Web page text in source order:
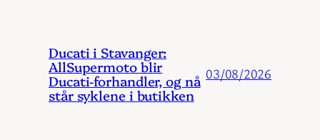
Ducati i Stavanger:
AllSupermoto blir
Ducati-forhandler, og nå
står syklene i butikken
03/08/2026